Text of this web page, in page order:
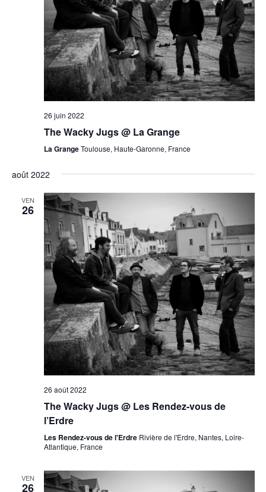
26 juin 2022
The Wacky Jugs @ La Grange
La GrangeToulouse, Haute-Garonne, France
août 2022
VEN
26
26 août 2022
The Wacky Jugs @ Les Rendez-vous de
l’Erdre
Les Rendez-vous de l'Erdre Rivière de l'Erdre, Nantes, Loire-
Atlantique, France
VEN
26